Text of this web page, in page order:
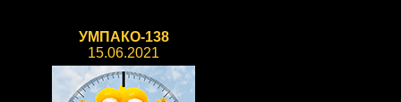
УМПАКО-138
15.06.2021